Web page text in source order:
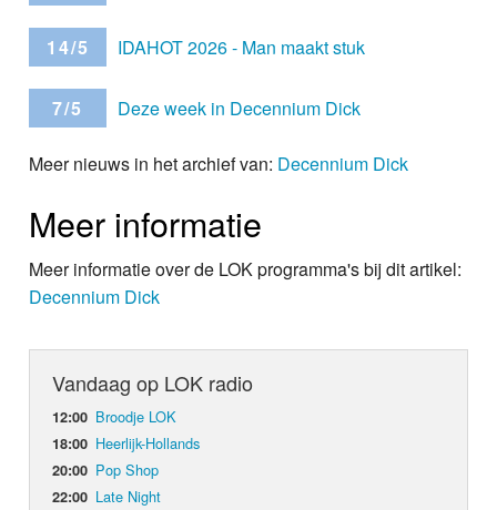
14/5 IDAHOT 2026 - Man maakt stuk
7/5 Deze week in Decennium Dick
Meer nieuws in het archief van: Decennium Dick
Meer informatie
Meer informatie over de LOK programma's bij dit artikel:
Decennium Dick
Vandaag op LOK radio
12:00 Broodje LOK
18:00 Heerlijk-Hollands
20:00 Pop Shop
22:00 Late Night